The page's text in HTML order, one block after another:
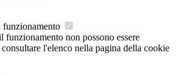
funzionamento
funzionamento non possono essere
l'elenco nella pagina della cookie